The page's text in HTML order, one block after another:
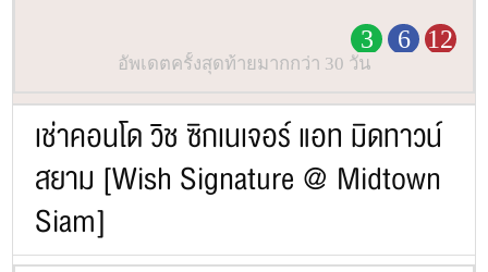
3 6 12
อัพเดตครั้งสุดท้ายมากกว่า 30 วัน
เช่าคอนโด วิช ซิกเนเจอร์ แอท มิดทาวน์
สยาม [Wish Signature @ Midtown
Siam]